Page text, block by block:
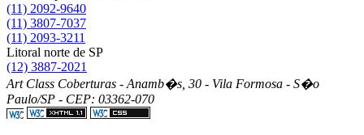
(11) 2092-9640
(11) 3807-7037
(11) 2093-3211
Litoral norte de SP
(12) 3887-2021
Art Class Coberturas - Anamb�s, 30 - Vila Formosa - S�o
Paulo/SP - CEP: 03362-070